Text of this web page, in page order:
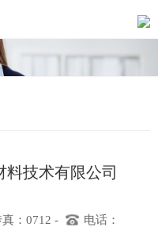
料技术有限公司
真：0712 - 电话：